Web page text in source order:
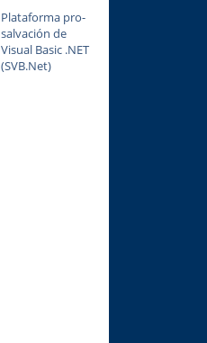
Plataforma pro-
salvación de
Visual Basic .NET
(SVB.Net)